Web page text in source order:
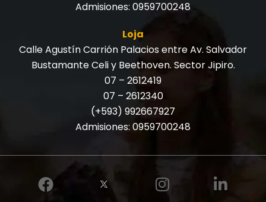
Admisiones: 0959700248
Loja
Calle Agustín Carrión Palacios entre Av. Salvador
Bustamante Celi y Beethoven. Sector Jipiro.
07 – 2612419
07 – 2612340
(+593) 992667927
Admisiones: 0959700248